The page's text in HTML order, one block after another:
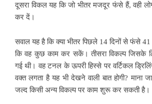
दूसरा विकल यह कि जो भीतर मजदूर फंसे हैं, वही
कर दें।
सवाल यह है कि क्या भीतर पिछले 14 दिनों से फंसे
कि वह कुछ काम कर सकें। तीसरा विकल्प जिसके
गई थी। वह टनल के ऊपरी हिस्से पर वर्टिकल
वक्त लगता है यह भी देखने वाली बात होगी? माना
जल्द किसी अन्य विकल्प पर काम शुरू कर सकती है।